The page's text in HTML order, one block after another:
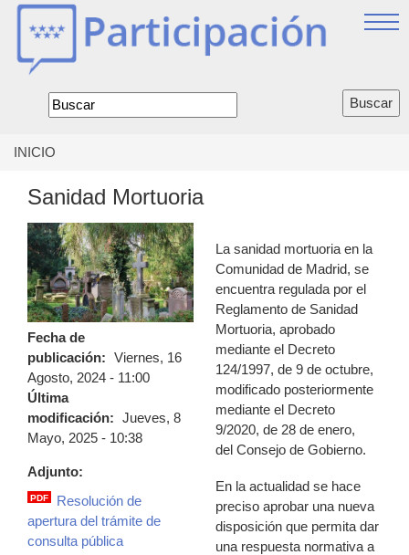
Jump
Formulario
de
encuentra
usted
aquí
INICIO
Sanidad Mortuoria
Fecha de
publicación: Viernes, 16
Agosto, 2024 - 11:00
Última
modificación: Jueves, 8
Mayo, 2025 - 10:38
Adjunto:
resolucioncpsanidadmortuoria.pdf
PDF
Resolución de
apertura del trámite de
consulta pública
La sanidad mortuoria en la
Comunidad de Madrid, se
encuentra regulada por el
Reglamento de Sanidad
Mortuoria, aprobado
mediante el Decreto
124/1997, de 9 de octubre,
modificado posteriormente
mediante el Decreto
9/2020, de 28 de enero,
del Consejo de Gobierno.
En la actualidad se hace
preciso aprobar una nueva
disposición que permita dar
una respuesta normativa a